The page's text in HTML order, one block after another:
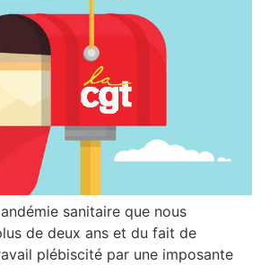
sanitaire que nous
de deux ans et du fait de
plébiscité par une imposante